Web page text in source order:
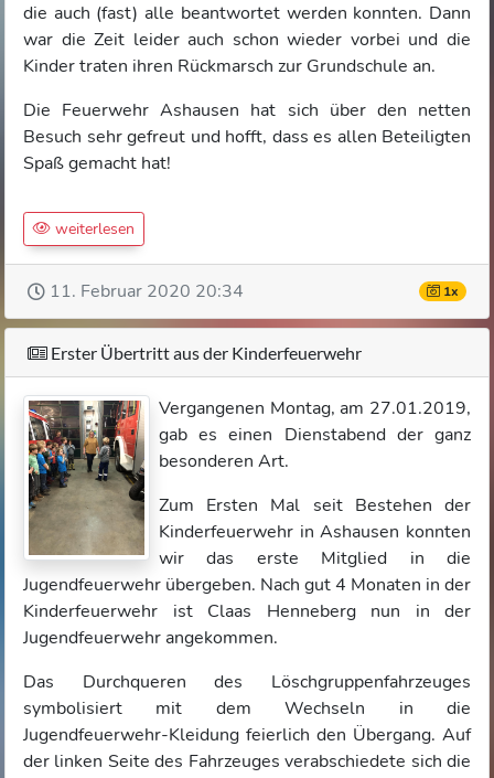
die auch (fast) alle beantwortet werden konnten. Dann
war die Zeit leider auch schon wieder vorbei und die
Kinder traten ihren Rückmarsch zur Grundschule an.
Die Feuerwehr Ashausen hat sich über den netten
Besuch sehr gefreut und hofft, dass es allen Beteiligten
Spaß gemacht hat!
weiterlesen
11. Februar 2020 20:34 1x
Erster Übertritt aus der Kinderfeuerwehr
Vergangenen Montag, am 27.01.2019,
gab es einen Dienstabend der ganz
besonderen Art.
Zum Ersten Mal seit Bestehen der
Kinderfeuerwehr in Ashausen konnten
wir das erste Mitglied in die
Jugendfeuerwehr übergeben. Nach gut 4 Monaten in der
Kinderfeuerwehr ist Claas Henneberg nun in der
Jugendfeuerwehr angekommen.
Das Durchqueren des Löschgruppenfahrzeuges
symbolisiert mit dem Wechseln in die
Jugendfeuerwehr-Kleidung feierlich den Übergang. Auf
der linken Seite des Fahrzeuges verabschiedete sich die